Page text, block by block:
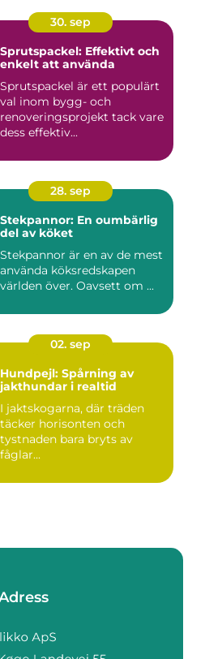
30. sep
Sprutspackel: Effektivt och
enkelt att använda
Sprutspackel är ett populärt
val inom bygg- och
renoveringsprojekt tack vare
dess effektiv...
28. sep
Stekpannor: En oumbärlig
del av köket
Stekpannor är en av de mest
använda köksredskapen
världen över. Oavsett om ...
02. sep
Hundpejl: Spårning av
jakthundar i realtid
I jaktskogarna, där träden
täcker horisonten och
tystnaden bara bryts av
fåglar...